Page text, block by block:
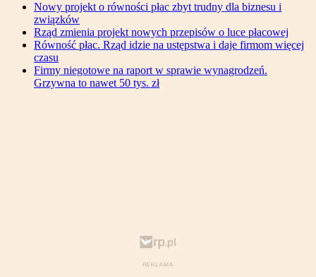
Nowy projekt o równości płac zbyt trudny dla biznesu i
związków
Rząd zmienia projekt nowych przepisów o luce płacowej
Równość płac. Rząd idzie na ustępstwa i daje firmom więcej
czasu
Firmy niegotowe na raport w sprawie wynagrodzeń.
Grzywna to nawet 50 tys. zł